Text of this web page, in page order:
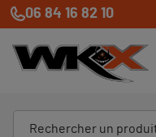
06 84 16 82 10